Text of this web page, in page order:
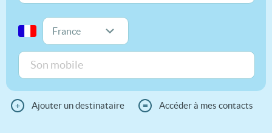
+ Ajouter un destinataire ≡ Accéder à mes contacts